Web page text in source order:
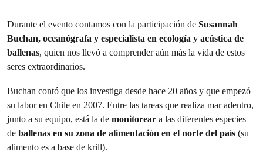
Durante el evento contamos con la participación de Susannah
Buchan, oceanógrafa y especialista en ecología y acústica de
ballenas, quien nos llevó a comprender aún más la vida de estos
seres extraordinarios.
Buchan contó que los investiga desde hace 20 años y que empezó
su labor en Chile en 2007. Entre las tareas que realiza mar adentro,
junto a su equipo, está la de monitorear a las diferentes especies
de ballenas en su zona de alimentación en el norte del país (su
alimento es a base de krill).